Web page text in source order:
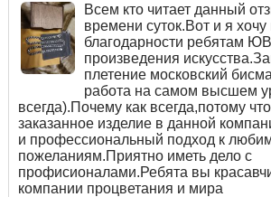
Всем кто читает данный
времени суток.Вот и я хочу
благодарности ребятам
произведения
плетение московский
работа на самом высшем
всегда).Почему как всегда,потому
заказанное изделие в данной
и профессиональный подход к
пожеланиям.Приятно иметь дело с
профисионалами.Ребята вы
компании процветания и мира